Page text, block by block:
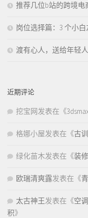
推荐几位b站的跨境电
岗位选择篇：3 个小
渡有心人，送给年轻人
近期评论
挖宝网发表在《
格娜小屋发表在《古
绿化苗木发表在《装
欧瑞清爽露发表在《
太古神王发表在《空
积》